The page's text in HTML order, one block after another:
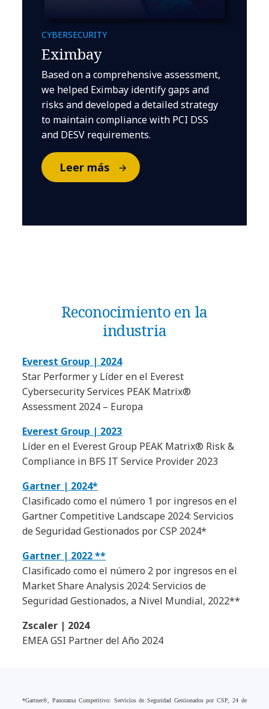
CYBERSECURITY
Eximbay
Based on a comprehensive assessment,
we helped Eximbay identify gaps and
risks and developed a detailed strategy
to maintain compliance with PCI DSS
and DESV requirements.
Leer más
Reconocimiento en la
industria
Everest Group | 2024
Star Performer y Líder en el Everest
Cybersecurity Services PEAK Matrix®
Assessment 2024 – Europa
Everest Group | 2023
Líder en el Everest Group PEAK Matrix® Risk &
Compliance in BFS IT Service Provider 2023
Gartner | 2024*
Clasificado como el número 1 por ingresos en el
Gartner Competitive Landscape 2024: Servicios
de Seguridad Gestionados por CSP 2024*
Gartner | 2022 **
Clasificado como el número 2 por ingresos en el
Market Share Analysis 2024: Servicios de
Seguridad Gestionados, a Nivel Mundial, 2022**
Zscaler | 2024
EMEA GSI Partner del Año 2024
*Gartner®, Panorama Competitivo: Servicios de Seguridad Gestionados por CSP, 24 de